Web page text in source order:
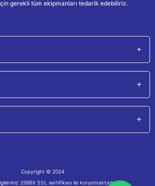
gerekli tüm ekipmanları tedarik edebiliriz.
Copyright © 2024
256Bit SSL sertifikası ile korunmaktadır.